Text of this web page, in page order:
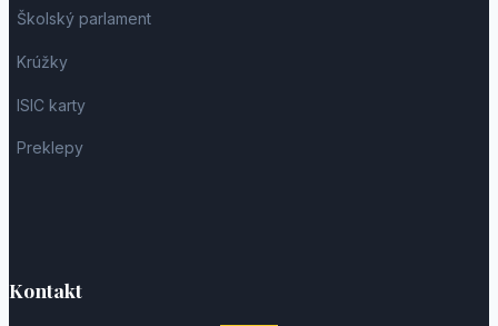
Školský parlament
Krúžky
ISIC karty
Preklepy
Kontakt